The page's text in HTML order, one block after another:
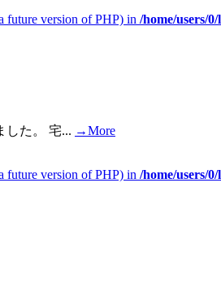
future version of PHP) in /home/users/
した。 宅... →More
future version of PHP) in /home/users/